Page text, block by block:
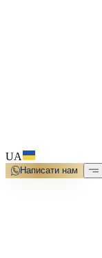
UA
Написати нам